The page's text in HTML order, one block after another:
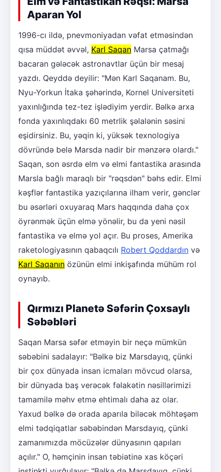
Aparan Yol
1996-cı ildə, pnevmoniyadan vəfat etməsindən
qısa müddət əvvəl, Karl Saqan Marsa çatmağı
bacaran gələcək astronavtlar üçün bir mesaj
yazdı. Qeyddə deyilir: "Mən Karl Saqanam. Bu,
Nyu-Yorkun İtaka şəhərində, Kornel Universiteti
yaxınlığında tez-tez işlədiyim yerdir. Bəlkə arxa
fonda yaxınlıqdakı 60 metrlik şəlalənin səsini
eşidirsiniz. Bu, yəqin ki, yüksək texnologiya
dövründə belə Marsda nadir bir mənzərə olardı."
Saqan, son əsrdə elm və elmi fantastika arasında
Marsla bağlı maraqlı bir "rəqsdən" bəhs edir. Elmi
kəşflər fantastika yazıçılarına ilham verir, gənclər
bu əsərləri oxuyaraq Mars haqqında daha çox
öyrənmək üçün elmə yönəlir, bu da yeni nəsil
fantastika və elmə yol açır. Bu proses, Amerika
raketologiyasının qabaqcılı Robert Qoddardın və
Karl Saqanın özünün elmi inkişafında mühüm rol
oynayıb.
Qırmızı Planetə Səfərin Çoxsaylı
Səbəbləri
Saqan Marsa səfər etməyin bir neçə mümkün
səbəbini sadalayır: "Bəlkə biz Marsdayıq, çünki
bir çox dünyada insan icmaları mövcud olarsa,
bir dünyada baş verəcək fəlakətin nəsillərimizi
tamamilə məhv etmə ehtimalı daha az olar.
Yaxud bəlkə də orada aparıla biləcək möhtəşəm
elmi tədqiqatlar səbəbindən Marsdayıq, çünki
zamanımızda möcüzələr dünyasının qapıları
açılır." O, həmçinin insan təbiətinə xas köçəri